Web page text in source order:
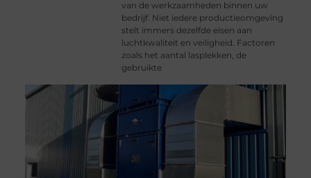
van de werkzaamheden binnen uw
bedrijf. Niet iedere productieomgeving
stelt immers dezelfde eisen aan
luchtkwaliteit en veiligheid. Factoren
zoals het aantal lasplekken, de
gebruikte